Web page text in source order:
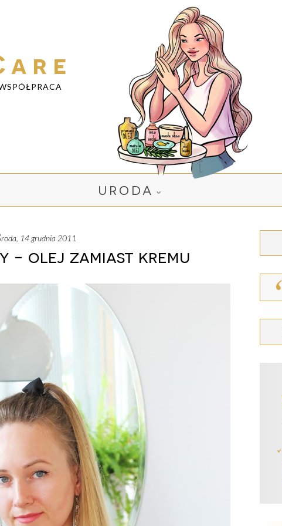
URODA
środa, 14 grudnia 2011
- olej zamiast kremu